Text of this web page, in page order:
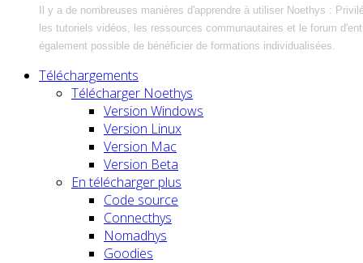
Il y a de nombreuses manières d'apprendre à utiliser Noethys :
les tutoriels vidéos, les ressources communautaires et le forum
également possible de bénéficier de formations individualisées.
Téléchargements
Télécharger Noethys
Version Windows
Version Linux
Version Mac
Version Beta
En télécharger plus
Code source
Connecthys
Nomadhys
Goodies